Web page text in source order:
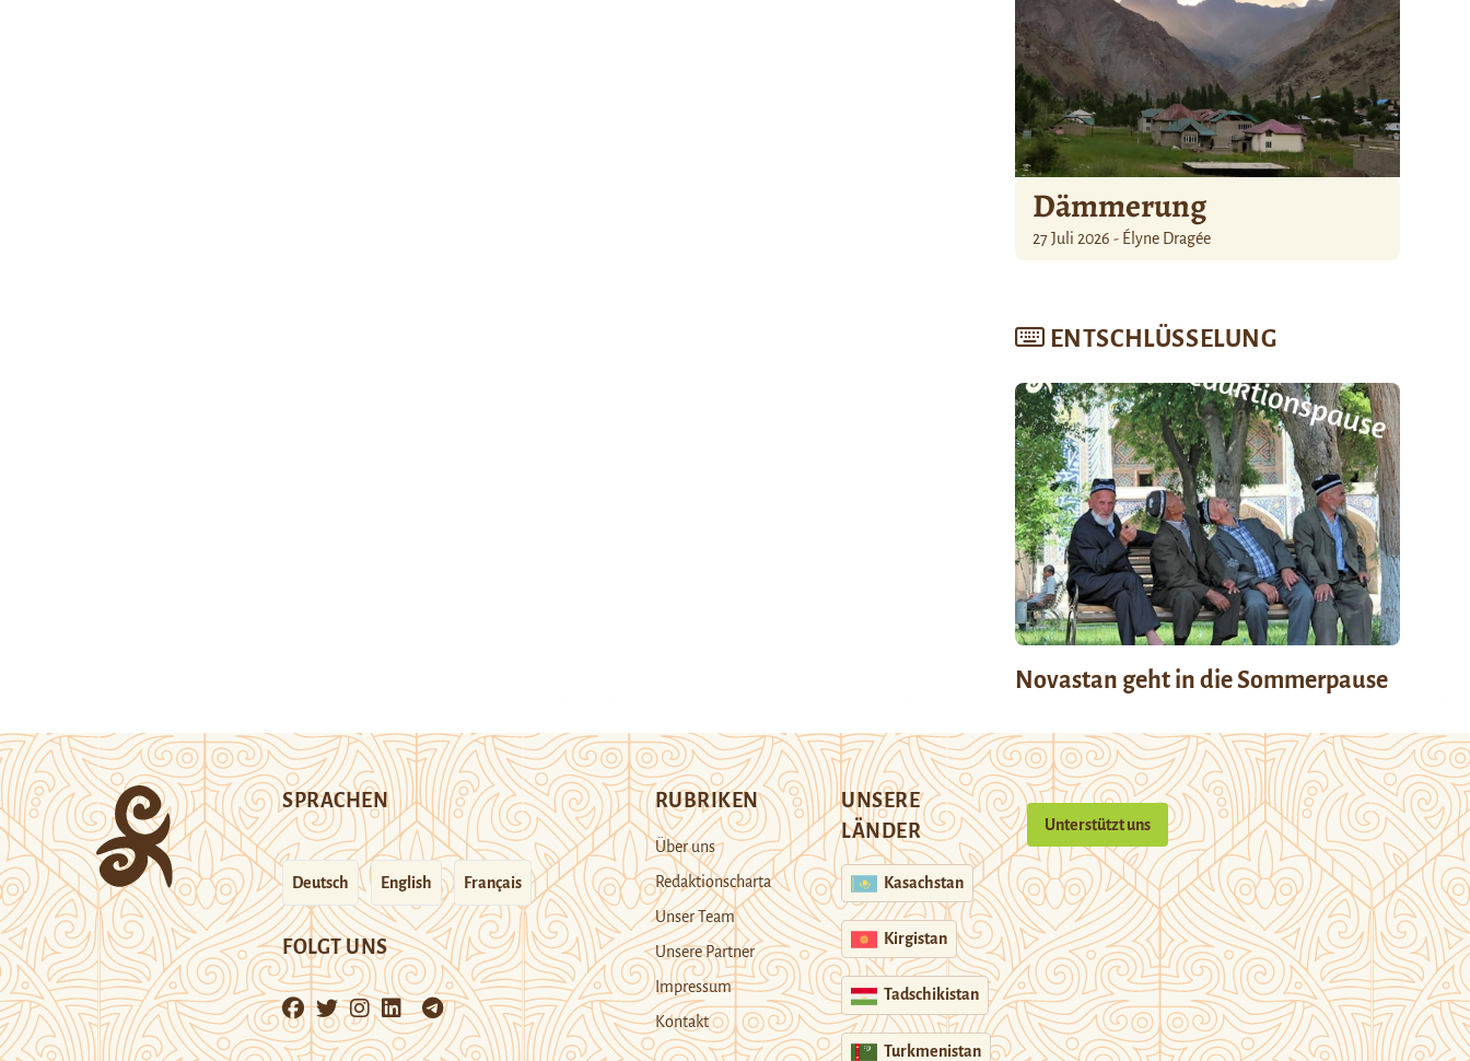
Dämmerung
27 Juli 2026 - Élyne Dragée
ENTSCHLÜSSELUNG
Novastan geht in die Sommerpause
SPRACHEN
Deutsch English Français
FOLGT UNS
RUBRIKEN
Über uns
Redaktionscharta
Unser Team
Unsere Partner
Impressum
Kontakt
UNSERE
LÄNDER
Kasachstan
Kirgistan
Tadschikistan
Turkmenistan
Unterstützt uns